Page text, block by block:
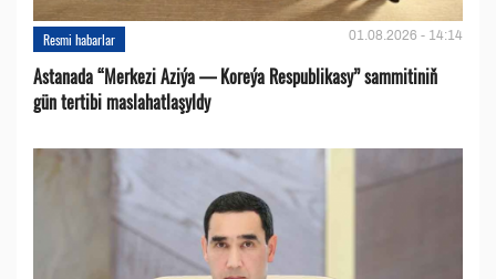
Resmi habarlar 01.08.2026 - 14:14
Astanada “Merkezi Aziýa — Koreýa Respublikasy” sammitiniň
gün tertibi maslahatlaşyldy